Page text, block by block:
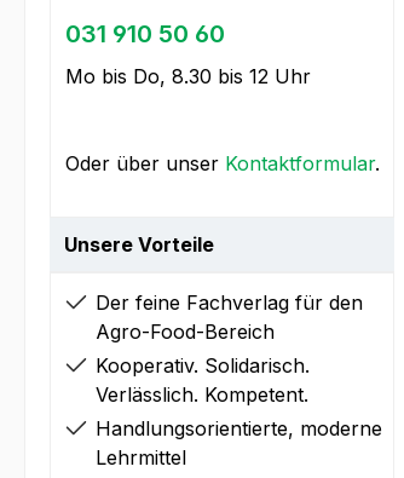
031 910 50 60
Mo bis Do, 8.30 bis 12 Uhr
Oder über unser Kontaktformular.
Unsere Vorteile
Der feine Fachverlag für den
Agro-Food-Bereich
Kooperativ. Solidarisch.
Verlässlich. Kompetent.
Handlungsorientierte, moderne
Lehrmittel